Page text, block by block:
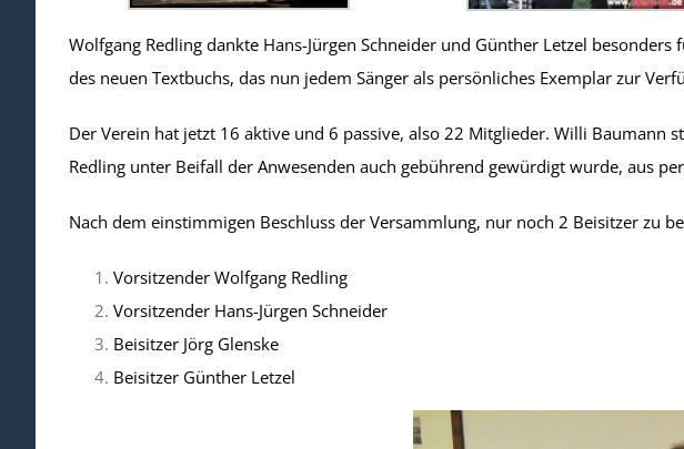
Wolfgang Redling dankte Hans-Jürgen Schneider und Günther Letzel
des neuen Textbuchs, das nun jedem Sänger als persönliches Exemplar zur
Der Verein hat jetzt 16 aktive und 6 passive, also 22 Mitglieder. Willi
Redling unter Beifall der Anwesenden auch gebührend gewürdigt wurde, aus
Nach dem einstimmigen Beschluss der Versammlung, nur noch 2 Beisitzer zu
Vorsitzender Wolfgang Redling
Vorsitzender Hans-Jürgen Schneider
Beisitzer Jörg Glenske
Beisitzer Günther Letzel